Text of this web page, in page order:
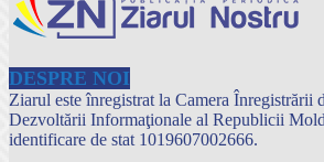
DESPRE NOI
Ziarul este înregistrat la Camera Înregistrării
Dezvoltării Informaţionale al Republicii
identificare de stat 1019607002666.